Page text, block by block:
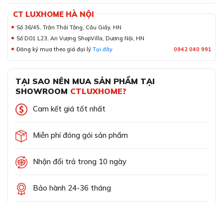
CT LUXHOME HÀ NỘI
Số 36/45, Trần Thái Tông, Cầu Giấy, HN
Số D01 L23, An Vượng ShopVilla, Dương Nội, HN
Đăng ký mua theo giá đại lý Tại đây 0942 040 991
TẠI SAO NÊN MUA SẢN PHẨM TẠI
SHOWROOM CTLUXHOME?
Cam kết giá tốt nhất
Miễn phí đóng gói sản phẩm
Nhận đổi trả trong 10 ngày
Bảo hành 24-36 tháng